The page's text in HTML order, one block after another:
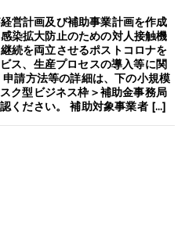
営計画及び補助事業計画を作成
染拡大防止のための対人接触機
続を両立させるポストコロナを
ス、生産プロセスの導入等に関
請方法等の詳細は、下の小規模
ク型ビジネス枠＞補助金事務局
ください。 補助対象事業者 […]